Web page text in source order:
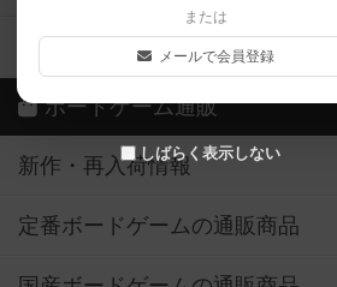
または
メールで会員登録
しばらく表示しない
ボドゲーマご利用案内
ボードゲーム通販
新作・再入荷情報
定番ボードゲームの通販商品